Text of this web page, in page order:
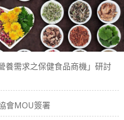
養需求之保健食品商機」研討
會MOU簽署